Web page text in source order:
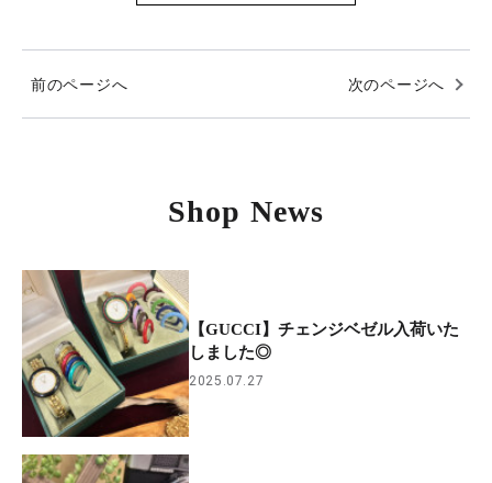
前のページへ 次のページへ
Shop News
【GUCCI】チェンジベゼル入荷いた
しました◎
2025.07.27